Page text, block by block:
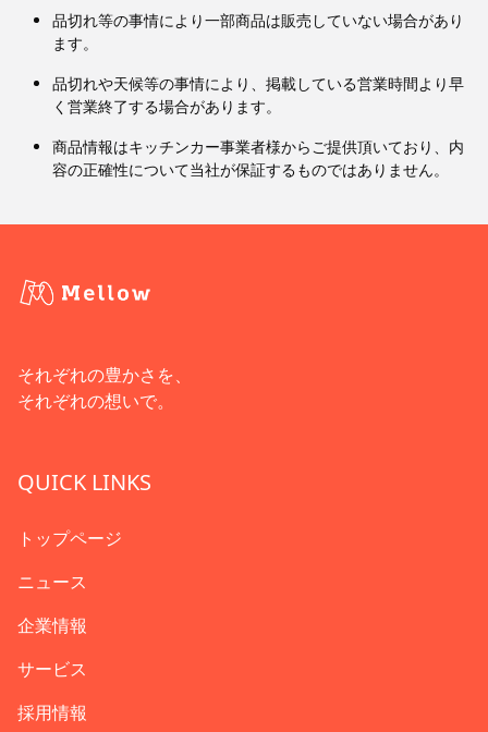
品切れ等の事情により一部商品は販売していない場合があり
ます。
品切れや天候等の事情により、掲載している営業時間より早
く営業終了する場合があります。
商品情報はキッチンカー事業者様からご提供頂いており、内
容の正確性について当社が保証するものではありません。
それぞれの豊かさを、
それぞれの想いで。
QUICK LINKS
トップページ
ニュース
企業情報
サービス
採用情報